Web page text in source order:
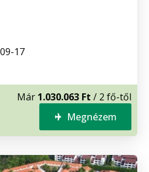
17
Már 1.030.063 Ft / 2 fő-től
Megnézem